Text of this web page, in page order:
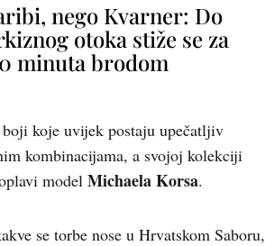
nego Kvarner: Do
otoka stiže se za
minuta brodom
koje uvijek postaju upečatljiv
kombinacijama, a svojoj kolekciji
model Michaela Korsa.
se torbe nose u Hrvatskom Saboru,